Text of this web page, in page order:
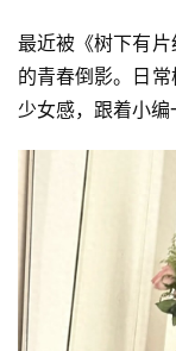
最近被《树下有
的青春倒影。日
少女感，跟着小编